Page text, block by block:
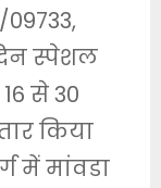
स्पेशल
से 30
किया
में मांवडा